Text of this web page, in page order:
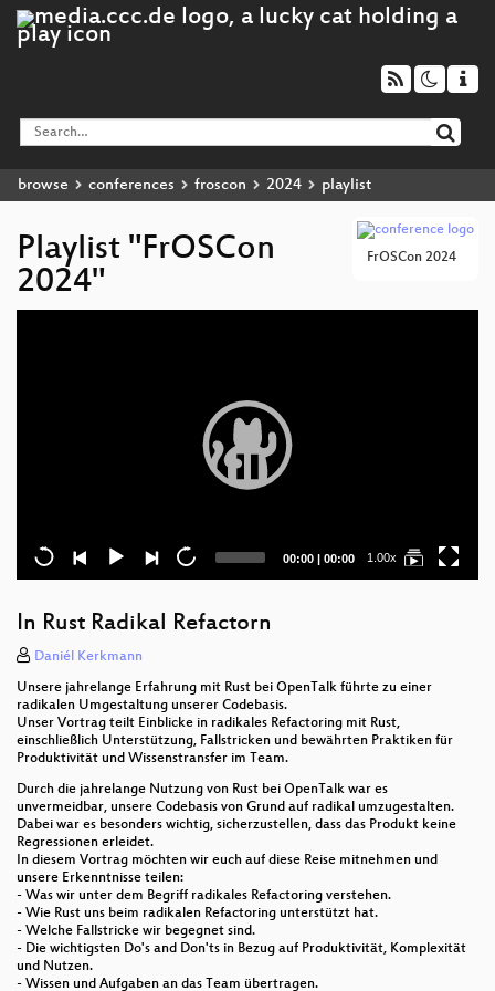
browse conferences froscon 2024 playlist
FrOSCon 2024
Playlist "FrOSCon
2024"
Current
00:00 | Total
00:00 1.00x
In Rust Radikal Refactorn
Daniél Kerkmann
Unsere jahrelange Erfahrung mit Rust bei OpenTalk führte zu einer
radikalen Umgestaltung unserer Codebasis.
Unser Vortrag teilt Einblicke in radikales Refactoring mit Rust,
einschließlich Unterstützung, Fallstricken und bewährten Praktiken für
Produktivität und Wissenstransfer im Team.
Durch die jahrelange Nutzung von Rust bei OpenTalk war es
unvermeidbar, unsere Codebasis von Grund auf radikal umzugestalten.
Dabei war es besonders wichtig, sicherzustellen, dass das Produkt keine
Regressionen erleidet.
In diesem Vortrag möchten wir euch auf diese Reise mitnehmen und
unsere Erkenntnisse teilen:
- Was wir unter dem Begriff radikales Refactoring verstehen.
- Wie Rust uns beim radikalen Refactoring unterstützt hat.
- Welche Fallstricke wir begegnet sind.
- Die wichtigsten Do's and Don'ts in Bezug auf Produktivität, Komplexität
und Nutzen.
- Wissen und Aufgaben an das Team übertragen.